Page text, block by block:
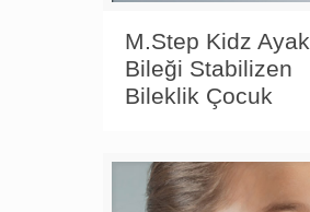
M.Step Kidz Ayak
Bileği Stabilizen
Bileklik Çocuk